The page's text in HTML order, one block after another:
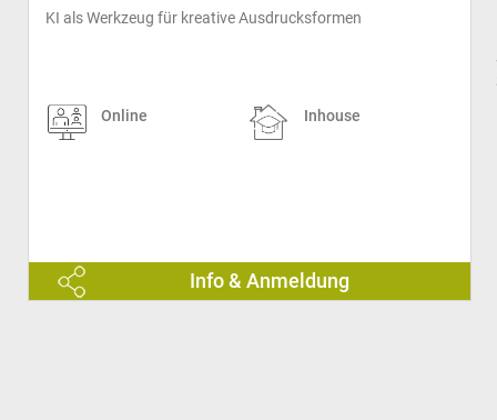
KI als Werkzeug für kreative Ausdrucksformen
Online Inhouse
Info & Anmeldung